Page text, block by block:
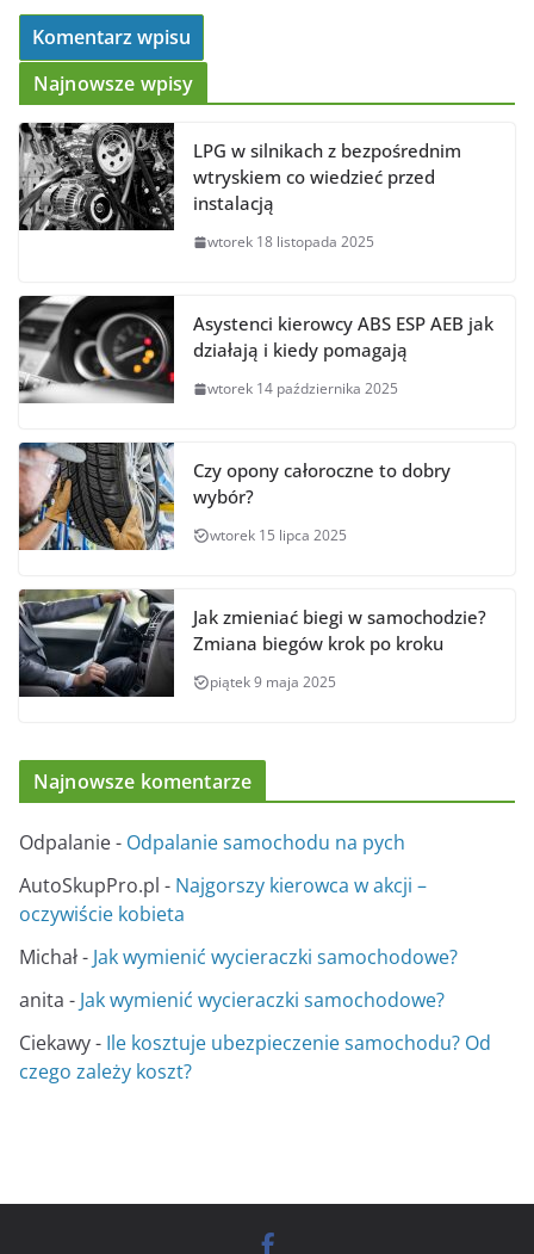
Najnowsze wpisy
LPG w silnikach z bezpośrednim
wtryskiem co wiedzieć przed
instalacją
wtorek 18 listopada 2025
Asystenci kierowcy ABS ESP AEB jak
działają i kiedy pomagają
wtorek 14 października 2025
Czy opony całoroczne to dobry
wybór?
wtorek 15 lipca 2025
Jak zmieniać biegi w samochodzie?
Zmiana biegów krok po kroku
piątek 9 maja 2025
Najnowsze komentarze
Odpalanie- Odpalanie samochodu na pych
AutoSkupPro.pl - Najgorszy kierowca w akcji –
oczywiście kobieta
Michał- Jak wymienić wycieraczki samochodowe?
anita - Jak wymienić wycieraczki samochodowe?
Ciekawy- Ile kosztuje ubezpieczenie samochodu? Od
czego zależy koszt?